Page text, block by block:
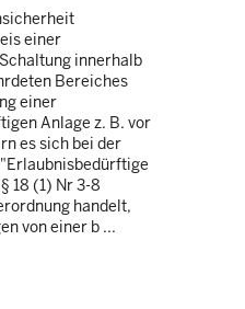
einer
innerhalb
Bereiches
einer
Anlage z. B. vor
es sich bei der
18 (1) Nr 3-8
handelt,
von einer b ...